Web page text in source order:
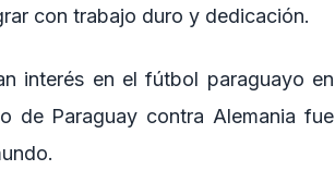
con trabajo duro y dedicación.
interés en el fútbol paraguayo en
de Paraguay contra Alemania fue